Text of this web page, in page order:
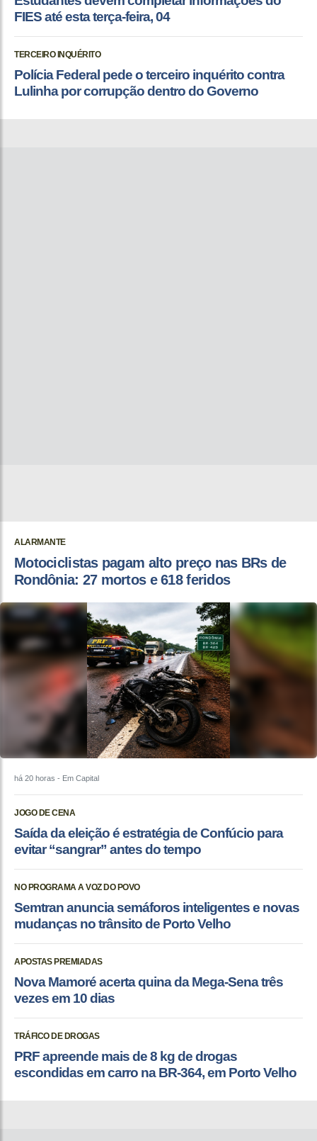
FIES até esta terça-feira, 04
TERCEIRO INQUÉRITO
Polícia Federal pede o terceiro inquérito contra
Lulinha por corrupção dentro do Governo
ALARMANTE
Motociclistas pagam alto preço nas BRs de
Rondônia: 27 mortos e 618 feridos
há 20 horas - Em Capital
JOGO DE CENA
Saída da eleição é estratégia de Confúcio para
evitar “sangrar” antes do tempo
NO PROGRAMA A VOZ DO POVO
Semtran anuncia semáforos inteligentes e novas
mudanças no trânsito de Porto Velho
APOSTAS PREMIADAS
Nova Mamoré acerta quina da Mega-Sena três
vezes em 10 dias
TRÁFICO DE DROGAS
PRF apreende mais de 8 kg de drogas
escondidas em carro na BR-364, em Porto Velho